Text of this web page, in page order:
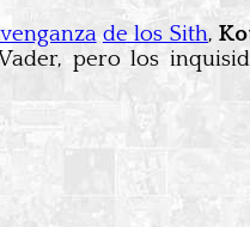
de los Sith,
pero los